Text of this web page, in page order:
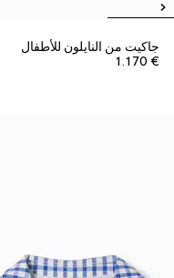
جاكيت من النايلون للأطفال
€ 1.170